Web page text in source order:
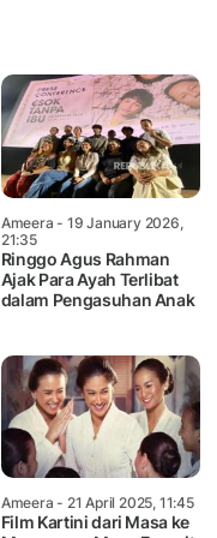
Ameera - 19 January 2026,
21:35
Ringgo Agus Rahman
Ajak Para Ayah Terlibat
dalam Pengasuhan Anak
Ameera - 21 April 2025, 11:45
Film Kartini dari Masa ke